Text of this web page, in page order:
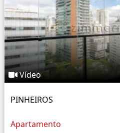
Vídeo
PINHEIROS
Apartamento